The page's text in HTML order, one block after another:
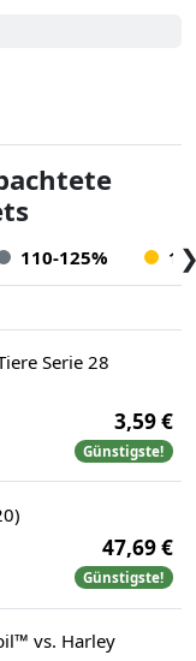
110-125%
Serie 28
3,59 €
Günstigste!
47,69 €
Günstigste!
vs. Harley